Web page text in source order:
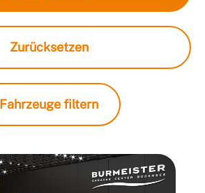
Zurücksetzen
Fahrzeuge filtern